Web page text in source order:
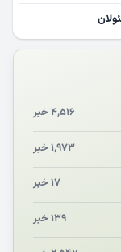
۴,۵۱۶ خبر
۱,۹۷۳ خبر
۱۷ خبر
۱۳۹ خبر